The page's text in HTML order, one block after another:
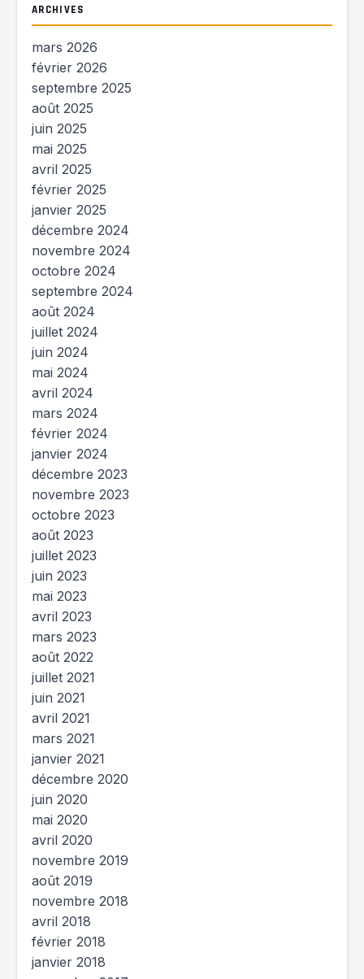
ARCHIVES
mars 2026
février 2026
septembre 2025
août 2025
juin 2025
mai 2025
avril 2025
février 2025
janvier 2025
décembre 2024
novembre 2024
octobre 2024
septembre 2024
août 2024
juillet 2024
juin 2024
mai 2024
avril 2024
mars 2024
février 2024
janvier 2024
décembre 2023
novembre 2023
octobre 2023
août 2023
juillet 2023
juin 2023
mai 2023
avril 2023
mars 2023
août 2022
juillet 2021
juin 2021
avril 2021
mars 2021
janvier 2021
décembre 2020
juin 2020
mai 2020
avril 2020
novembre 2019
août 2019
novembre 2018
avril 2018
février 2018
janvier 2018